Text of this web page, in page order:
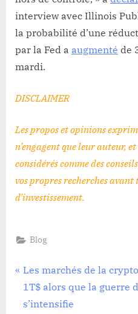
interview avec Illinois
la probabilité d’une
par la Fed a augmenté de
mardi.
DISCLAIMER
Les propos et opinions
n’engagent que leur auteur,
considérés comme des
vos propres recherches avant
d’investissement.
Blog
Navigation
de
P
r
e
Les marchés de la
1T$ alors que la guerre
s’intensifie